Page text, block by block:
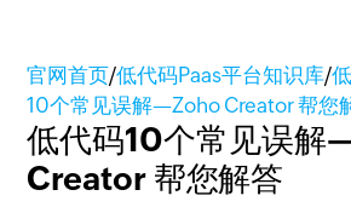
官网首页/低代码Paas平台知识库/
10个常见误解—Zoho Creator 帮您
低代码10个常见误解
Creator 帮您解答